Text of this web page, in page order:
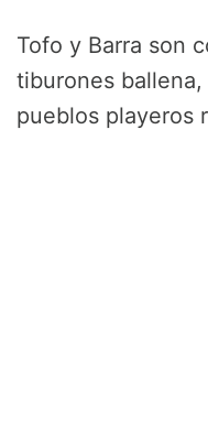
Tofo y Barra son
tiburones
pueblos playeros